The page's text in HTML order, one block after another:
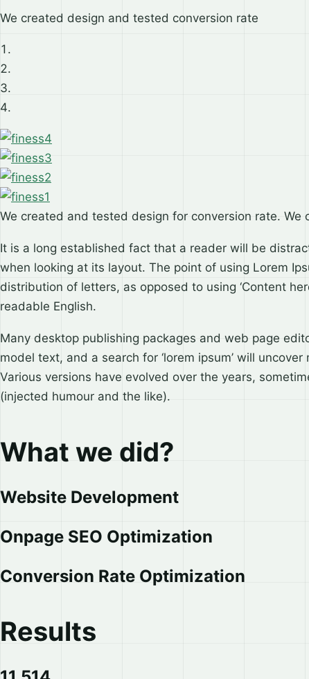
We created design and tested conversion rate
We created and tested design for conversion rate.
It is a long established fact that a reader will be
when looking at its layout. The point of using Lorem
distribution of letters, as opposed to using ‘Content
readable English.
Many desktop publishing packages and web page
model text, and a search for ‘lorem ipsum’ will
Various versions have evolved over the years,
(injected humour and the like).
What we did?
Website Development
Onpage SEO Optimization
Conversion Rate Optimization
Results